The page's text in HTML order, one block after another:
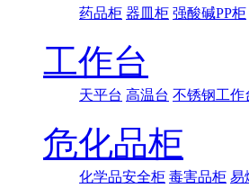
药品柜 器皿柜 强酸碱PP柜
工作台
天平台 高温台 不锈钢工作
危化品柜
化学品安全柜 毒害品柜 易